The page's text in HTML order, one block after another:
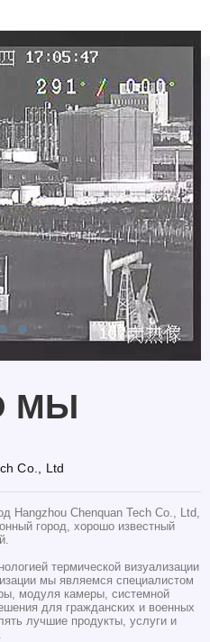
МЫ
Co., Ltd
Hangzhou Chenquan Tech Co., Ltd,
город, хорошо известный
термической визуализации
мы являемся специалистом
модуля камеры, системной
для гражданских и военных
лучшие продукты, услуги и